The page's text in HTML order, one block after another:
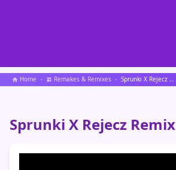
Home Remakes & Remixes Sprunki X Rejecz Remix
Sprunki X Rejecz Remix